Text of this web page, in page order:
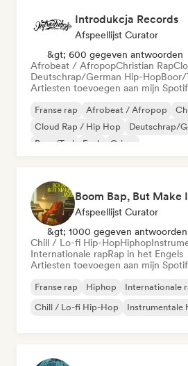
Introdukcja Records
Afspeellijst Curator
&gt; 600 gegeven antwoorden
Afrobeat / AfropopChristian Rap
Deutschrap/German Hip-HopBoor/
Artiesten toevoegen aan mijn
Franse rap Afrobeat / Afropop
Cloud Rap / Hip Hop
Deutschrap/
Boor/Trui
Funk Grime
Afspeellijst Curator
&gt; 1000 gegeven antwoorden
Chill / Lo-fi Hip-HopHiphop
Internationale rapRap in het Engels
Artiesten toevoegen aan mijn
Franse rap Hiphop Internationale
Chill / Lo-fi Hip-Hop
Instrumentale